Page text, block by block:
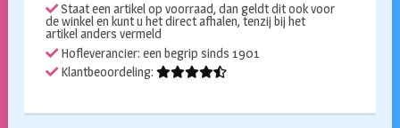
Staat een artikel op voorraad, dan geldt dit ook voor
de winkel en kunt u het direct afhalen, tenzij bij het
artikel anders vermeld
Hofleverancier: een begrip sinds 1901
Klantbeoordeling: